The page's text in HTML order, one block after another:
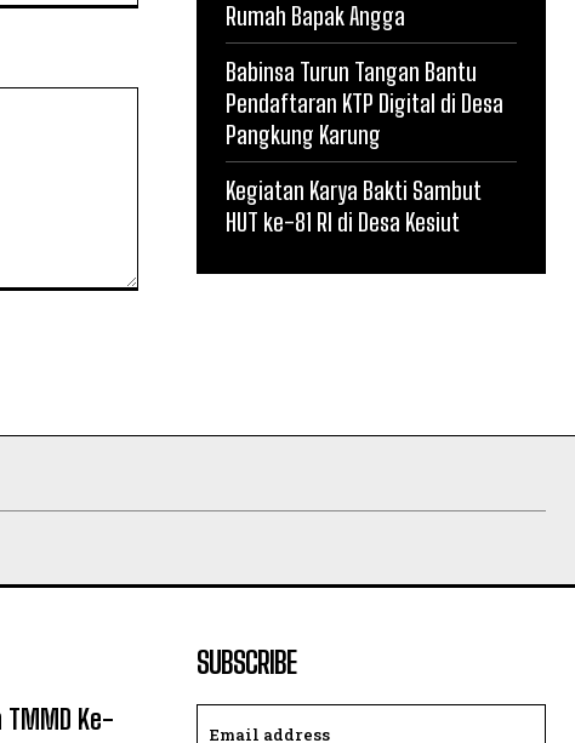
Rumah Bapak Angga
Babinsa Turun Tangan Bantu
Pendaftaran KTP Digital di Desa
Pangkung Karung
Kegiatan Karya Bakti Sambut
HUT ke-81 RI di Desa Kesiut
Ke-
SUBSCRIBE